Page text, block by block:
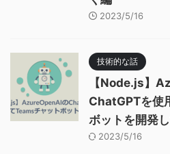
2023/5/16
技術的な話
【Node.js】
ChatGPTを使
ボットを開発
2023/5/16